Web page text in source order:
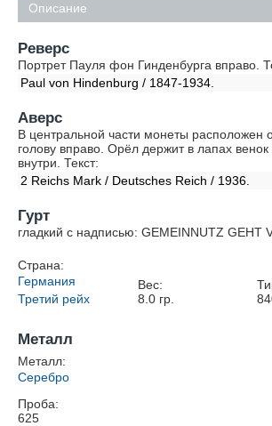
Описание
Реверс
Портрет Пауля фон Гинденбурга вправо.
Paul von Hindenburg / 1847-1934.
Аверс
В центральной части монеты расположен
голову вправо. Орёл держит в лапах венок
внутри. Текст:
2 Reichs Mark / Deutsches Reich / 1936.
Гурт
гладкий с надписью: GEMEINNUTZ GEHT
Страна:
Германия
Третий рейх
Вес:
8.0гр.
Металл
Металл:
Серебро
Проба:
625